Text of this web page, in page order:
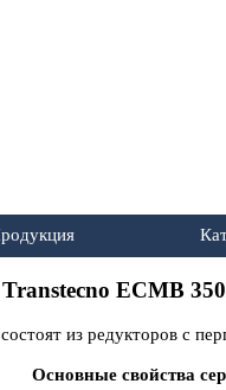
▼
ECMB
из редукторов с
Основные свойства